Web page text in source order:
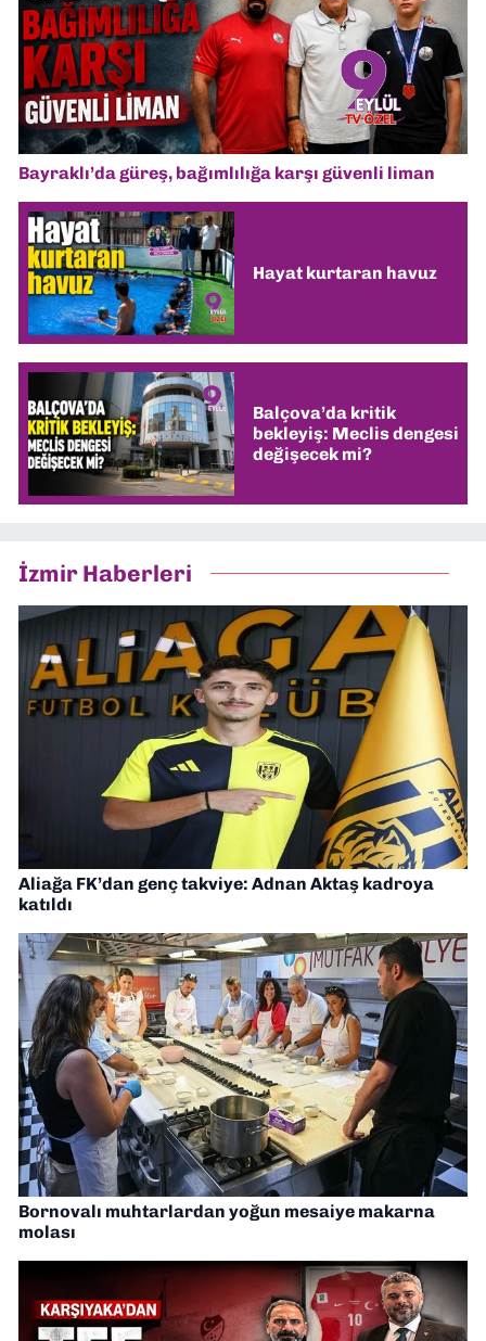
Bayraklı’da güreş, bağımlılığa karşı güvenli liman
Hayat kurtaran havuz
Balçova’da kritik
bekleyiş: Meclis dengesi
değişecek mi?
İzmir Haberleri
Aliağa FK’dan genç takviye: Adnan Aktaş kadroya
katıldı
Bornovalı muhtarlardan yoğun mesaiye makarna
molası